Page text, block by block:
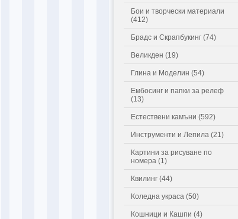
Бои и творчески материали
(412)
Брадс и Скрапбукинг (74)
Великден (19)
Глина и Моделин (54)
Ембосинг и папки за релеф
(13)
Естествени камъни (592)
Инструменти и Лепила (21)
Картини за рисуване по
номера (1)
Квилинг (44)
Коледна украса (50)
Кошници и Кашпи (4)